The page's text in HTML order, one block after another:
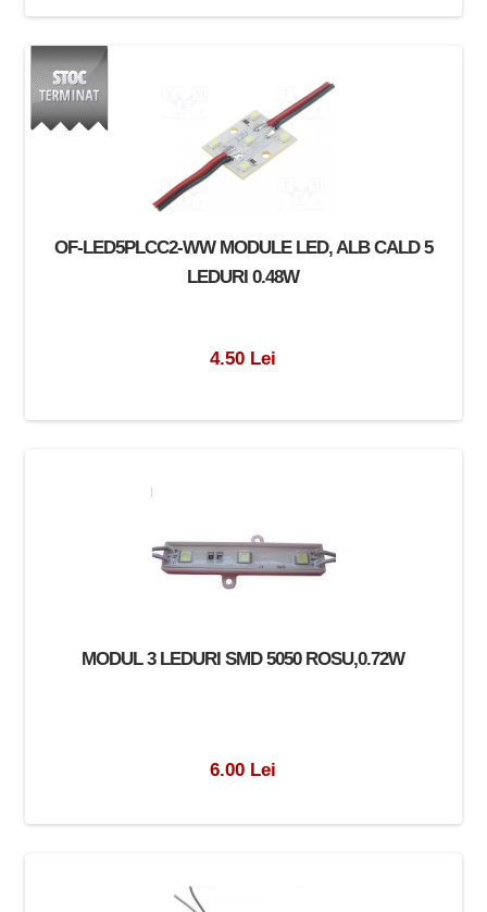
OF-LED5PLCC2-WW MODULE LED, ALB CALD 5
LEDURI 0.48W
4.50 Lei
MODUL 3 LEDURI SMD 5050 ROSU,0.72W
6.00 Lei